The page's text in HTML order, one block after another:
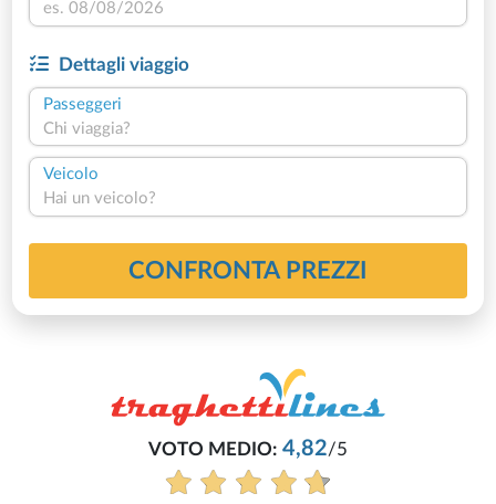
Dettagli viaggio
Passeggeri
Chi viaggia?
Veicolo
Hai un veicolo?
CONFRONTA PREZZI
VOTO MEDIO: 4,82/5